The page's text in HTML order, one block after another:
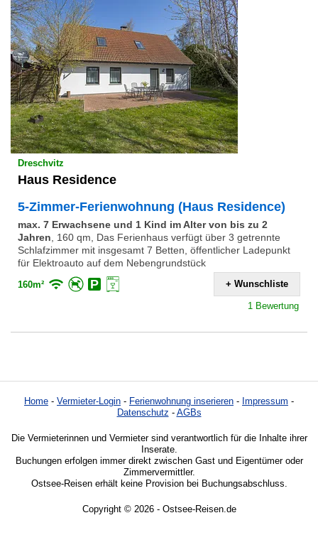
Dreschvitz
Haus Residence
5-Zimmer-Ferienwohnung (Haus Residence)
max. 7 Erwachsene und 1 Kind im Alter von bis zu 2
Jahren, 160 qm, Das Ferienhaus verfügt über 3 getrennte
Schlafzimmer mit insgesamt 7 Betten, öffentlicher Ladepunkt
für Elektroauto auf dem Nebengrundstück
160m² + Wunschliste
1 Bewertung
Home - Vermieter-Login - Ferienwohnung inserieren - Impressum -
Datenschutz - AGBs
Die Vermieterinnen und Vermieter sind verantwortlich für die Inhalte ihrer
Inserate.
Buchungen erfolgen immer direkt zwischen Gast und Eigentümer oder
Zimmervermittler.
Ostsee-Reisen erhält keine Provision bei Buchungsabschluss.
Copyright © 2026 - Ostsee-Reisen.de